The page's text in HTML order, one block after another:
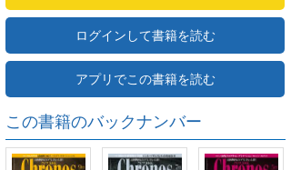
ログインして書籍を読む
アプリでこの書籍を読む
この書籍のバックナンバー